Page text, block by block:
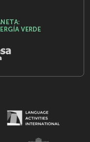
VERDE